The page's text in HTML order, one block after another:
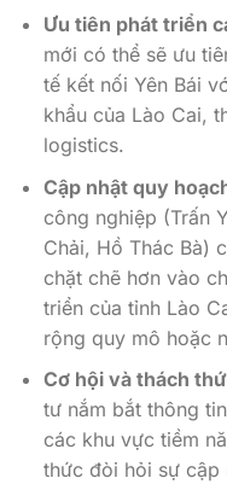
Ưu tiên phát triển
mới có thể sẽ ưu
tế kết nối Yên Bái
khẩu của Lào Cai,
logistics.
Cập nhật quy
công nghiệp (Trấn
Chải, Hồ Thác Bà)
chặt chẽ hơn vào
triển của tỉnh Lào
rộng quy mô hoặc
Cơ hội và thách
tư nắm bắt thông
các khu vực tiềm
thức đòi hỏi sự cập